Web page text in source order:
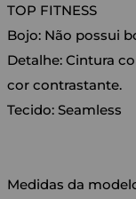
TOP FITNESS
Bojo: Não possui
Detalhe: Cintura
cor contrastante.
Tecido: Seamless
Medidas da